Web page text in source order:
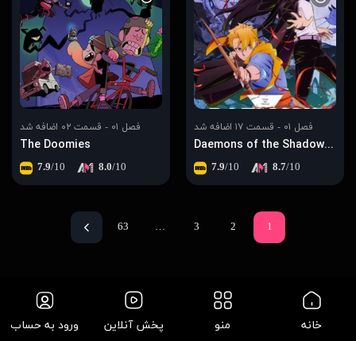
فصل ۰۱ - قسمت ۱۷ اضافه شد
Daemons of the Shadow Realm
7.9/10 8.7/10
فصل ۰۱ - قسمت ۰۲ اضافه شد
The Doomies
7.9/10 8.0/10
1
2
3
…
63
خانه منو پخش آنلاین ورود به حساب